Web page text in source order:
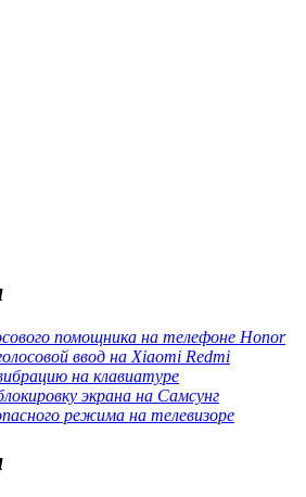
помощника на телефоне Honor
ввод на Xiaomi Redmi
на клавиатуре
экрана на Самсунг
режима на телевизоре